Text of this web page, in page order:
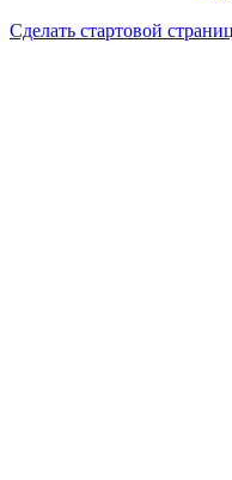
Сделать стартовой